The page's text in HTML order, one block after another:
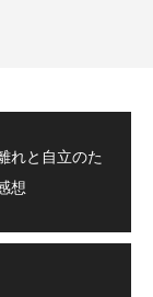
れと自立のた
想